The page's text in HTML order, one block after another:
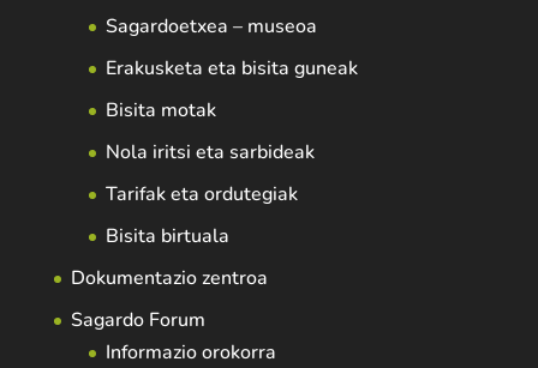
Sagardoetxea – museoa
Erakusketa eta bisita guneak
Bisita motak
Nola iritsi eta sarbideak
Tarifak eta ordutegiak
Bisita birtuala
Dokumentazio zentroa
Sagardo Forum
Informazio orokorra